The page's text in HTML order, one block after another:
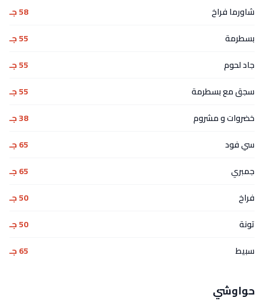
شاورما فراخ
58 جـ
بسطرمة
55 جـ
جاد لحوم
55 جـ
سجق مع بسطرمة
55 جـ
خضروات و مشروم
38 جـ
سي فود
65 جـ
جمبري
65 جـ
فراخ
50 جـ
تونة
50 جـ
سبيط
65 جـ
حواوشي